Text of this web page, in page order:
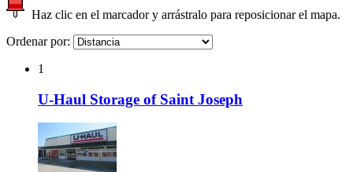
Haz clic en el marcador y arrástralo para reposicionar el mapa.
Ordenar por:
1
U-Haul Storage of Saint Joseph